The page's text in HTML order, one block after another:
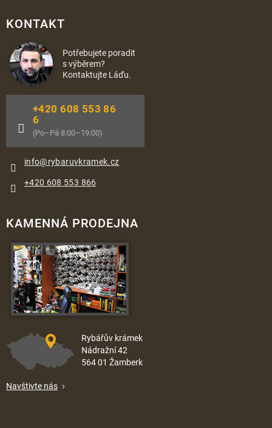
KONTAKT
Potřebujete poradit
s výběrem?
Kontaktujte Láďu.
info@rybaruvkramek.cz
+420 608 553 86
6
(Po–Pá 8:00–19:00)
+420 608 553 866
KAMENNÁ PRODEJNA
Rybářův krámek
Nádražní 42
564 01 Žamberk
Navštivte nás